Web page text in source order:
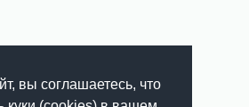
вы соглашаетесь, что